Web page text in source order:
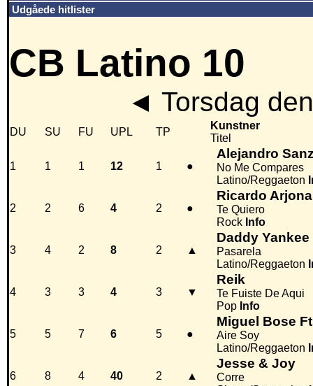
Udgåede hitlister
CB Latino 10
◄ Torsdag
DU SU FU UPL TP
Kunstner
Titel
1 1 1 12 1 ●
Alejandro
No Me Compares
Latino/Reggaeton
2 2 6 4 2 ●
Ricardo Arjona
Te Quiero
Rock Info
3 4 2 8 2 ▲
Daddy Yankee
Pasarela
Latino/Reggaeton
4 3 3 4 3 ▼
Reik
Te Fuiste De Aqui
Pop Info
5 5 7 6 5 ●
Miguel Bose
Aire Soy
Latino/Reggaeton
6 8 4 40 2 ▲
Jesse & Joy
Corre